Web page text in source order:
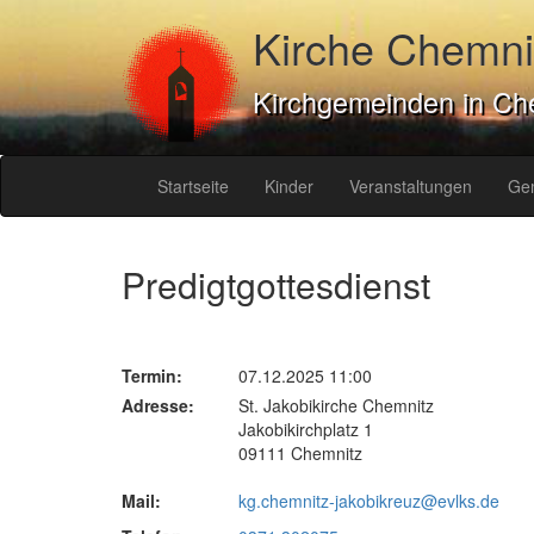
Kirche
Kirchgemeinden in
Startseite Kinder Veranstaltungen
Predigtgottesdienst
Termin:
07.12.2025 11:00
Adresse:
St. Jakobikirche Chemnitz
Jakobikirchplatz 1
09111 Chemnitz
Mail:
kg.chemnitz-jakobikreuz@evlks.de